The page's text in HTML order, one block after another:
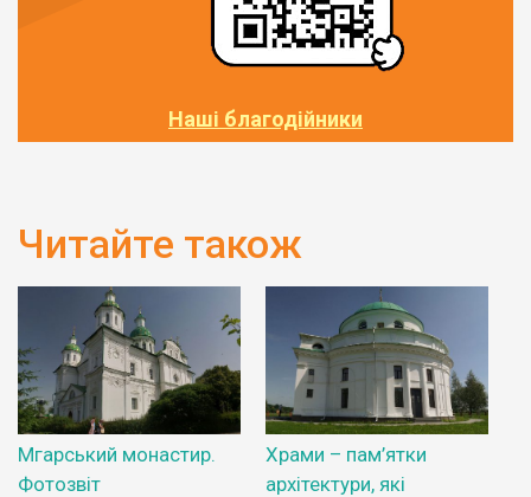
Наші благодійники
Читайте також
Мгарський монастир.
Фотозвіт
Храми – пам’ятки
архітектури, які